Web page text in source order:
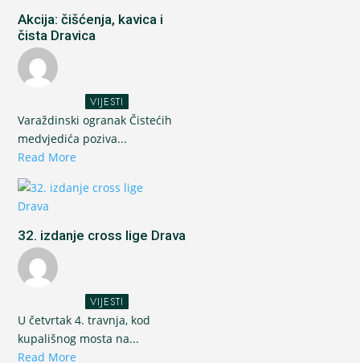
Akcija: čišćenja, kavica i
čista Dravica
VIJESTI
Varaždinski ogranak Čistećih
medvjedića poziva...
Read More
32. izdanje cross lige Drava
VIJESTI
U četvrtak 4. travnja, kod
kupališnog mosta na...
Read More